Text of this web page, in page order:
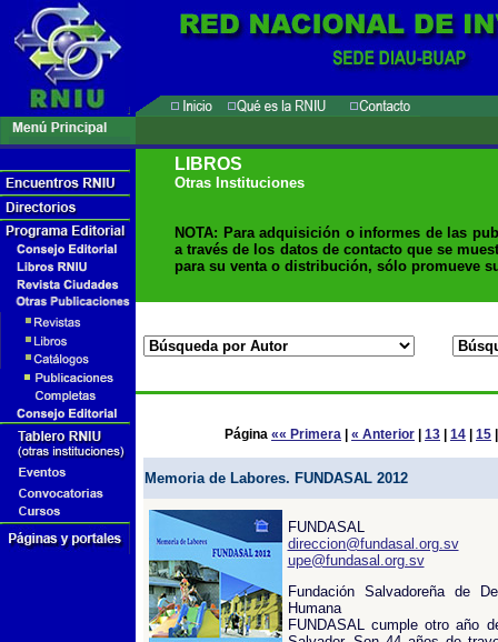
LIBROS
Otras Instituciones
NOTA: Para adquisición o informes de las
a través de los datos de contacto que se
para su venta o distribución, sólo promueve
Página «« Primera « Anterior 13 14 15
Memoria de Labores. FUNDASAL 2012
FUNDASAL
direccion@fundasal.org.sv
upe@fundasal.org.sv
Fundación Salvadoreña de
Humana
FUNDASAL cumple otro año